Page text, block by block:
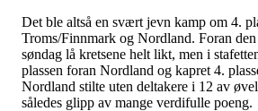
Det ble altså en svært jevn kamp om 4.
Troms/Finnmark og Nordland. Foran den
søndag lå kretsene helt likt, men i
plassen foran Nordland og kapret 4.
Nordland stilte uten deltakere i 12 av
således glipp av mange verdifulle poeng.